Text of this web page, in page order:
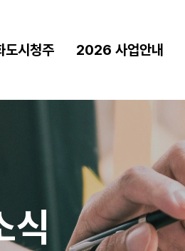
도시청주
과
/업무안내
는 길
2026 사업안내
청주 문화콘텐츠
발굴
식